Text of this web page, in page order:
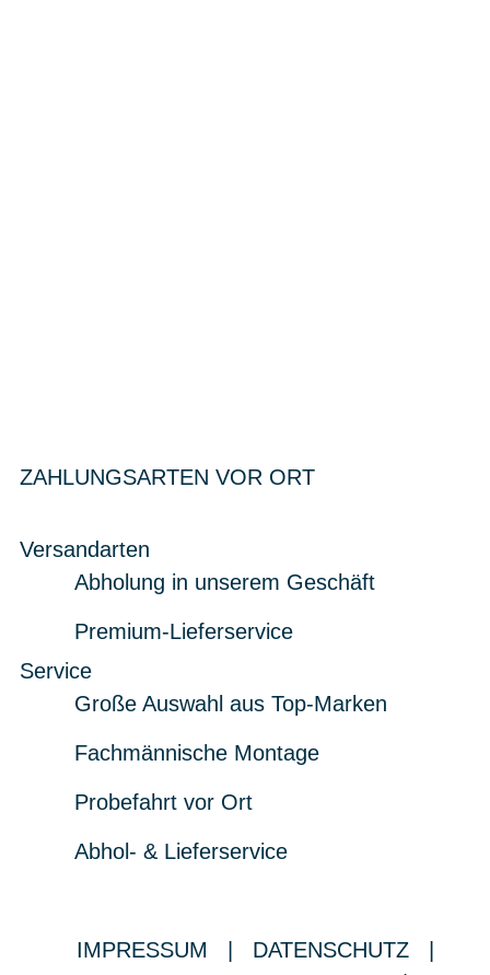
ZAHLUNGSARTEN VOR ORT
Versandarten
Abholung in unserem Geschäft
Premium-Lieferservice
Service
Große Auswahl aus Top-Marken
Fachmännische Montage
Probefahrt vor Ort
Abhol- & Lieferservice
IMPRESSUM DATENSCHUTZ